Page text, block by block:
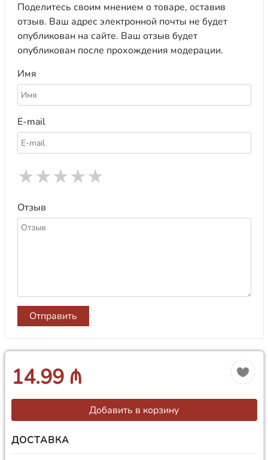
Поделитесь своим мнением о товаре, оставив
отзыв. Ваш адрес электронной почты не будет
опубликован на сайте. Ваш отзыв будет
опубликован после прохождения модерации.
Имя
E-mail
★
★
★
★
★
Отзыв
Отправить
14.99 ₼
Добавить в корзину
ДОСТАВКА